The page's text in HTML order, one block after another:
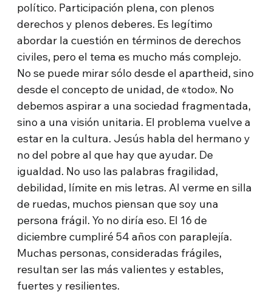
político. Participación plena, con plenos
derechos y plenos deberes. Es legítimo
abordar la cuestión en términos de derechos
civiles, pero el tema es mucho más complejo.
No se puede mirar sólo desde el apartheid, sino
desde el concepto de unidad, de «todo». No
debemos aspirar a una sociedad fragmentada,
sino a una visión unitaria. El problema vuelve a
estar en la cultura. Jesús habla del hermano y
no del pobre al que hay que ayudar. De
igualdad. No uso las palabras fragilidad,
debilidad, límite en mis letras. Al verme en silla
de ruedas, muchos piensan que soy una
persona frágil. Yo no diría eso. El 16 de
diciembre cumpliré 54 años con paraplejía.
Muchas personas, consideradas frágiles,
resultan ser las más valientes y estables,
fuertes y resilientes.